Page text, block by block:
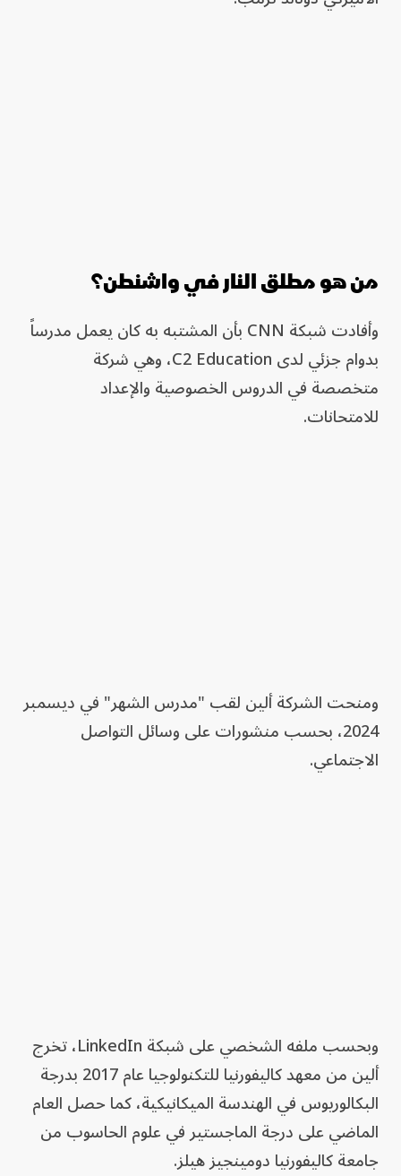
من هو مطلق النار في واشنطن؟
وأفادت شبكة CNN بأن المشتبه به كان يعمل مدرساً
بدوام جزئي لدى C2 Education، وهي شركة
متخصصة في الدروس الخصوصية والإعداد
للامتحانات.
ومنحت الشركة ألين لقب "مدرس الشهر" في ديسمبر
2024، بحسب منشورات على وسائل التواصل
الاجتماعي.
وبحسب ملفه الشخصي على شبكة LinkedIn، تخرج
ألين من معهد كاليفورنيا للتكنولوجيا عام 2017 بدرجة
البكالوريوس في الهندسة الميكانيكية، كما حصل العام
الماضي على درجة الماجستير في علوم الحاسوب من
جامعة كاليفورنيا دومينجيز هيلز.